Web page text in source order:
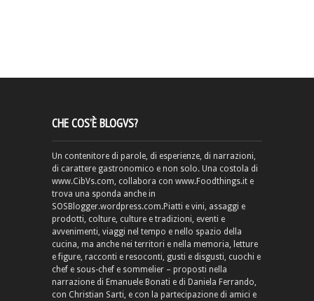
CHE COS’È BLOGVS?
Un contenitore di parole, di esperienze, di narrazioni,
di carattere gastronomico e non solo. Una costola di
www.CibVs.com, collabora con www.Foodthings.it e
trova una sponda anche in
SOSBlogger.wordpress.com.Piatti e vini, assaggi e
prodotti, colture, culture e tradizioni, eventi e
avvenimenti, viaggi nel tempo e nello spazio della
cucina, ma anche nei territori e nella memoria, letture
e figure, racconti e resoconti, gusti e disgusti, cuochi e
chef e sous-chef e sommelier – proposti nella
narrazione di Emanuele Bonati e di Daniela Ferrando,
con Christian Sarti, e con la partecipazione di amici e